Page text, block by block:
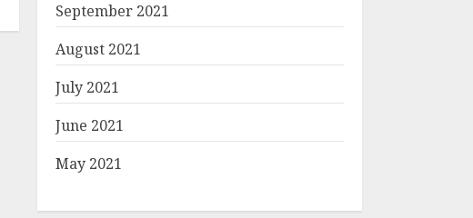
September 2021
August 2021
July 2021
June 2021
May 2021